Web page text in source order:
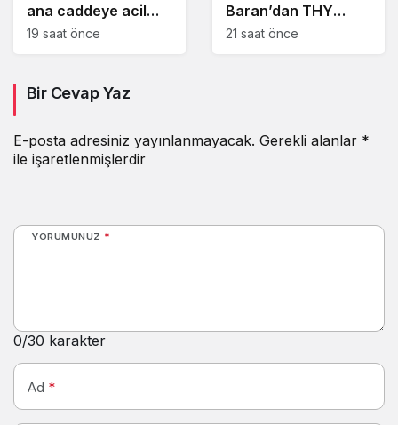
ana caddeye acil
iniş yaptı
19 saat önce
Baran’dan THY
Yönetim Kurulu
21 saat önce
Bir Cevap Yaz
E-posta adresiniz yayınlanmayacak. Gerekli alanlar *
ile işaretlenmişlerdir
YORUMUNUZ *
0/30 karakter
Ad *